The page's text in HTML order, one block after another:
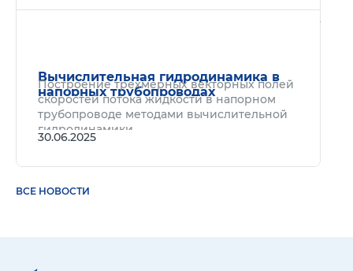
Вычислительная гидродинамика в
напорных трубопроводах
Построение трехмерных векторных полей
скоростей потока жидкости в напорном
трубопроводе методами вычислительной
гидродинамики.
30.06.2025
ВСЕ НОВОСТИ